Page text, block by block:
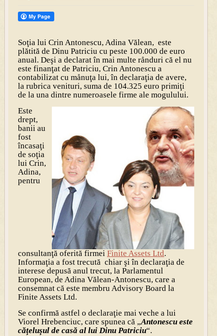
Soţia lui Crin Antonescu, Adina Vălean, este
plătită de Dinu Patriciu cu peste 100.000 de euro
anual. Deşi a declarat în mai multe rånduri că el nu
este finanţat de Patriciu, Crin Antonescu a
contabilizat cu månuţa lui, în declaraţia de avere,
la rubrica venituri, suma de 104.325 euro primiţi
de la una dintre numeroasele firme ale mogulului.
Este
drept,
banii au
fost
încasaţi
de soţia
lui Crin,
Adina,
pentru
consultanţă oferită firmei Finite Assets Ltd.
Informaţia a fost trecută chiar şi în declaraţia de
interese depusă anul trecut, la Parlamentul
European, de Adina Vălean-Antonescu, care a
consemnat că este membru Advisory Board la
Finite Assets Ltd.
Se confirmă astfel o declaraţie mai veche a lui
Viorel Hrebenciuc, care spunea că „Antonescu este
căţeluşul de casă al lui Dinu Patriciu“.